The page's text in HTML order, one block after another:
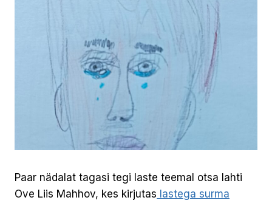
Paar nädalat tagasi tegi laste teemal otsa lahti
Ove Liis Mahhov, kes kirjutas lastega surma